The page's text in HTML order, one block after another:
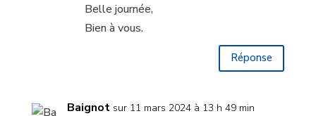
Belle journée,
Bien à vous.
Réponse
Baignot sur 11 mars 2024 à 13 h 49 min